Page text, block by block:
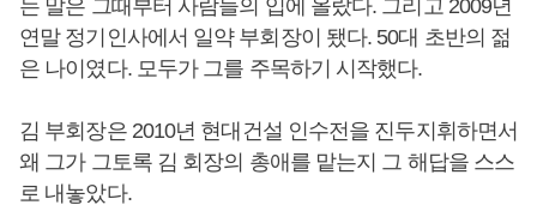
는 말은 그때부터 사람들의 입에 올랐다. 그리고 2009년
연말 정기인사에서 일약 부회장이 됐다. 50대 초반의 젊
은 나이였다. 모두가 그를 주목하기 시작했다.
김 부회장은 2010년 현대건설 인수전을 진두지휘하면서
왜 그가 그토록 김 회장의 총애를 맡는지 그 해답을 스스
로 내놓았다.